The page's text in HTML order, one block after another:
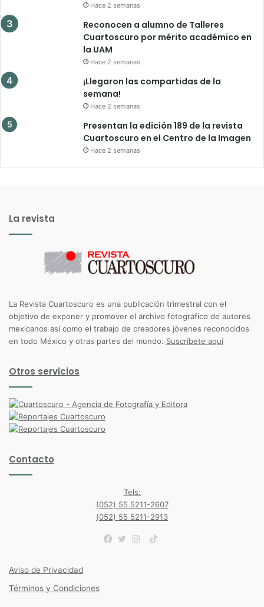
Hace 2 semanas
Reconocen a alumno de Talleres
Cuartoscuro por mérito académico en
la UAM
Hace 2 semanas
¡Llegaron las compartidas de la
semana!
Hace 2 semanas
Presentan la edición 189 de la revista
Cuartoscuro en el Centro de la Imagen
Hace 2 semanas
La revista
La Revista Cuartoscuro es una publicación trimestral con el
objetivo de exponer y promover el archivo fotográfico de autores
mexicanos así como el trabajo de creadores jóvenes reconocidos
en todo México y otras partes del mundo. Suscríbete aquí
Otros servicios
Contacto
Tels:
(052) 55 5211-2607
(052) 55 5211-2913
TikTok
Aviso de Privacidad
Términos y Condiciones